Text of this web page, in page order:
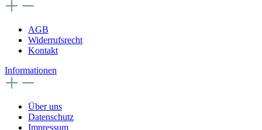
AGB
Widerrufsrecht
Kontakt
Informationen
Über uns
Datenschutz
Impressum